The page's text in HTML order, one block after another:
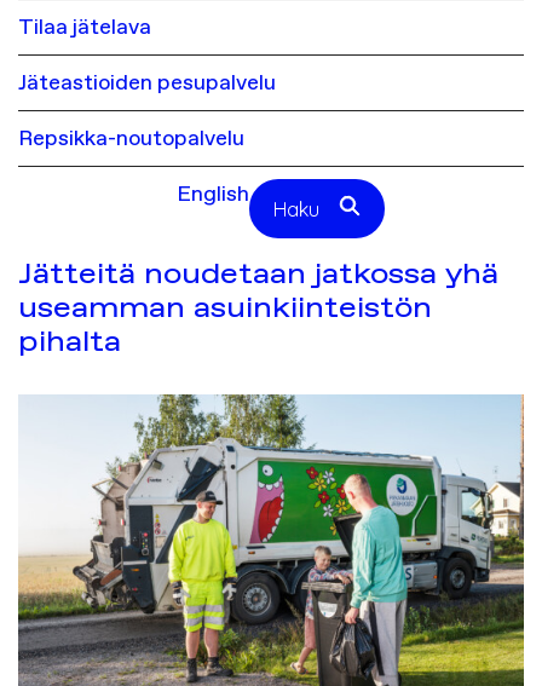
Tilaa jätelava
Jäteastioiden pesupalvelu
Repsikka-noutopalvelu
English
Haku
Jätteitä noudetaan jatkossa yhä
useamman asuinkiinteistön
pihalta